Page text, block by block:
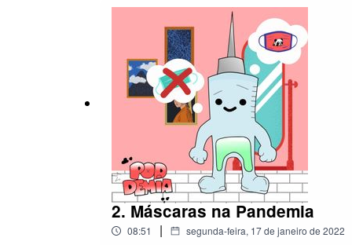
2. Máscaras na Pandemia
08:51 | segunda-feira, 17 de janeiro de 2022